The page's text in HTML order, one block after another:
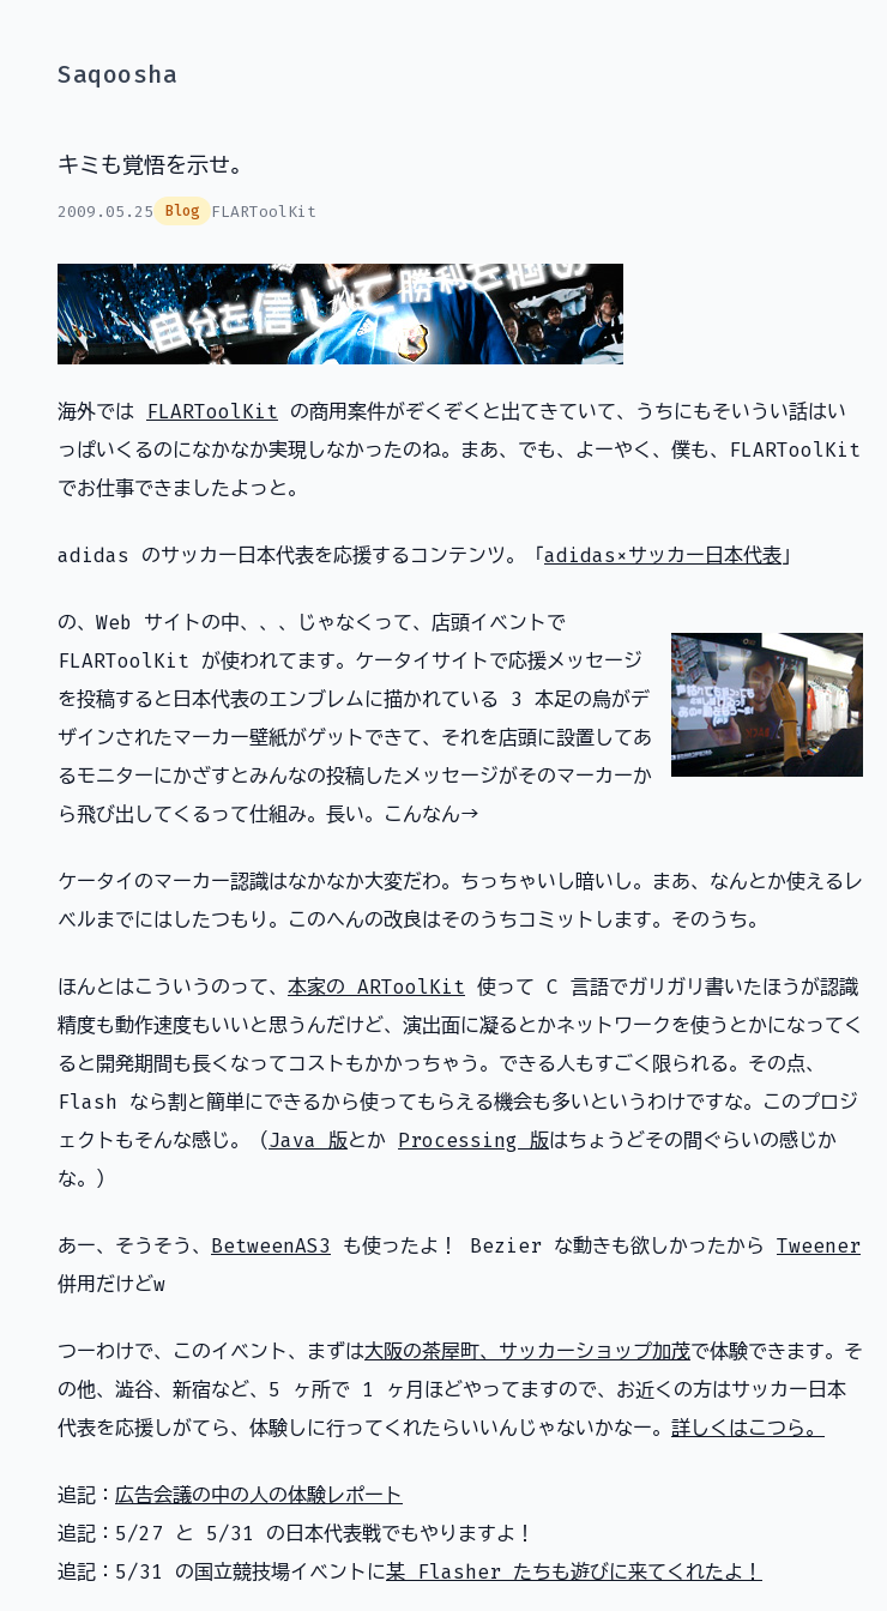
Saqoosha
キミも覚悟を示せ。
2009.05.25 Blog FLARToolKit
海外では FLARToolKit の商用案件がぞくぞくと出てきていて、うちにもそいうい話はい
っぱいくるのになかなか実現しなかったのね。まあ、でも、よーやく、僕も、FLARToolKit
でお仕事できましたよっと。
adidas のサッカー日本代表を応援するコンテンツ。「adidas×サッカー日本代表 」
の、Web サイトの中、、、じゃなくって、店頭イベントで
FLARToolKit が使われてます。ケータイサイトで応援メッセージ
を投稿すると日本代表のエンブレムに描かれている 3 本足の烏がデ
ザインされたマーカー壁紙がゲットできて、それを店頭に設置してあ
るモニターにかざすとみんなの投稿したメッセージがそのマーカーか
ら飛び出してくるって仕組み。長い。こんなん→
ケータイのマーカー認識はなかなか大変だわ。ちっちゃいし暗いし。まあ、なんとか使えるレ
ベルまでにはしたつもり。このへんの改良はそのうちコミットします。そのうち。
ほんとはこういうのって、 本家の ARToolKit 使って C 言語でガリガリ書いたほうが認識
精度も動作速度もいいと思うんだけど、演出面に凝るとかネットワークを使うとかになってく
ると開発期間も長くなってコストもかかっちゃう。できる人もすごく限られる。その点、
Flash なら割と簡単にできるから使ってもらえる機会も多いというわけですな。このプロジ
ェクトもそんな感じ。（Java 版とか Processing 版はちょうどその間ぐらいの感じか
な。）
あー、そうそう、 BetweenAS3 も使ったよ！ Bezier な動きも欲しかったから Tweener
併用だけどw
つーわけで、このイベント、まずは大阪の茶屋町、サッカーショップ加茂で体験できます。そ
の他、澁谷、新宿など、5 ヶ所で 1 ヶ月ほどやってますので、お近くの方はサッカー日本
代表を応援しがてら、体験しに行ってくれたらいいんじゃないかなー。 詳しくはこつら。
追記： 広告会議の中の人の体験レポート
追記：5/27 と 5/31 の日本代表戦でもやりますよ！
追記：5/31 の国立競技場イベントに某 Flasher たちも遊びに来てくれたよ！